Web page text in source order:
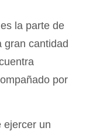
es la parte de
gran cantidad
por
ejercer un